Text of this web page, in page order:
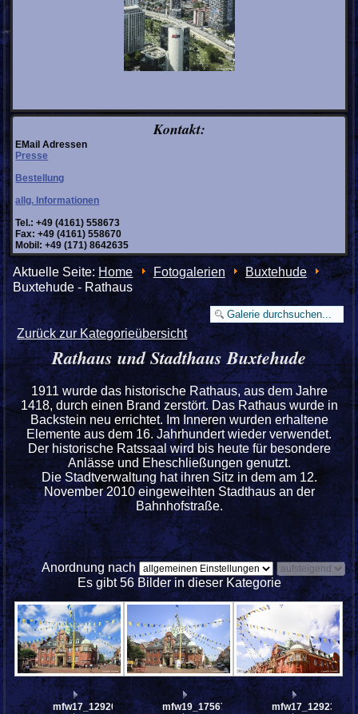
Kontakt:
EMail Adressen
Presse
Bestellung
allg. Informationen
Tel.: +49 (4161) 558673
Fax: +49 (4161) 558670
Mobil: +49 (171) 8642635
Aktuelle Seite:Home Fotogalerien
Buxtehude
Buxtehude - Rathaus
Zurück zur Kategorieübersicht
Rathaus und Stadthaus Buxtehude
1911 wurde das historische Rathaus, aus dem Jahre
1418, durch einen Brand zerstört. Das Rathaus wurde in
Backstein neu errichtet. Im Inneren wurden erhaltene
Elemente aus dem 16. Jahrhundert wieder verwendet.
Der historische Ratssaal wird bis heute für besondere
Anlässe und Eheschließungen genutzt.
Die Stadtverwaltung hat ihren Sitz in dem am 12.
November 2010 eingeweihten Stadthaus an der
Bahnhofstraße.
Anordnung nach
Es gibt 56 Bilder in dieser Kategorie
mfw17_129201
mfw19_175670
mfw17_129236